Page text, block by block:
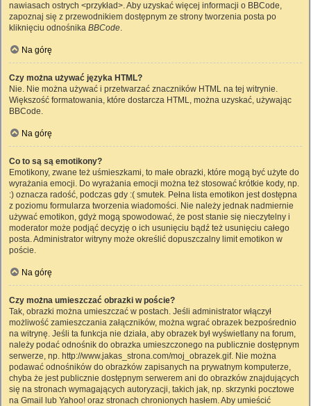
nawiasach ostrych <przykład>. Aby uzyskać więcej informacji o BBCode,
zapoznaj się z przewodnikiem dostępnym ze strony tworzenia posta po
kliknięciu odnośnika BBCode.
Na górę
Czy można używać języka HTML?
Nie. Nie można używać i przetwarzać znaczników HTML na tej witrynie.
Większość formatowania, które dostarcza HTML, można uzyskać, używając
BBCode.
Na górę
Co to są są emotikony?
Emotikony, zwane też uśmieszkami, to małe obrazki, które mogą być użyte do
wyrażania emocji. Do wyrażania emocji można też stosować krótkie kody, np.
:) oznacza radość, podczas gdy :( smutek. Pełna lista emotikon jest dostępna
z poziomu formularza tworzenia wiadomości. Nie należy jednak nadmiernie
używać emotikon, gdyż mogą spowodować, że post stanie się nieczytelny i
moderator może podjąć decyzję o ich usunięciu bądź też usunięciu całego
posta. Administrator witryny może określić dopuszczalny limit emotikon w
poście.
Na górę
Czy można umieszczać obrazki w poście?
Tak, obrazki można umieszczać w postach. Jeśli administrator włączył
możliwość zamieszczania załączników, można wgrać obrazek bezpośrednio
na witrynę. Jeśli ta funkcja nie działa, aby obrazek był wyświetlany na forum,
należy podać odnośnik do obrazka umieszczonego na publicznie dostępnym
serwerze, np. http://www.jakas_strona.com/moj_obrazek.gif. Nie można
podawać odnośników do obrazków zapisanych na prywatnym komputerze,
chyba że jest publicznie dostępnym serwerem ani do obrazków znajdujących
się na stronach wymagających autoryzacji, takich jak, np. skrzynki pocztowe
na Gmail lub Yahoo! oraz stronach chronionych hasłem. Aby umieścić